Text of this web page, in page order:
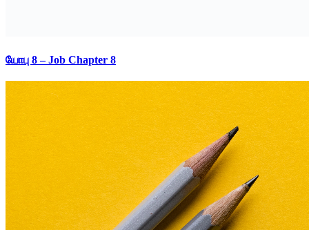
யோபு 8 – Job Chapter 8